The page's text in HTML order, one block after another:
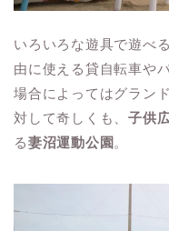
いろいろな遊具で遊べ
由に使える貸自転車や
場合によってはグラン
対して奇しくも、子供
る妻沼運動公園 。